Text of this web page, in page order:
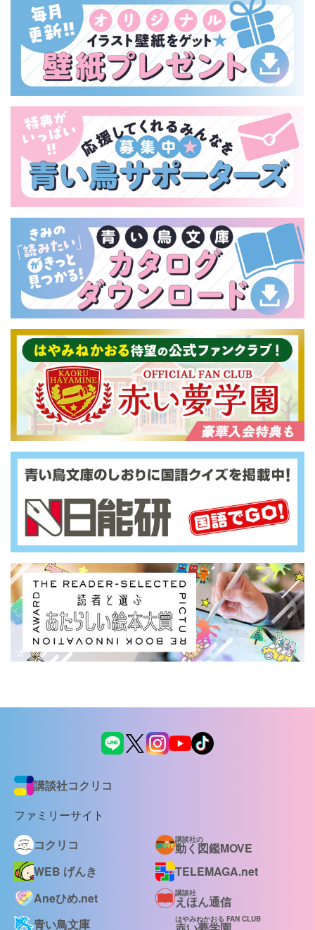
講談社コクリコ
ファミリーサイト
コクリコ
講談社の
動く図鑑MOVE
WEB げんき
TELEMAGA.net
Aneひめ.net
講談社
えほん通信
青い鳥文庫
はやみねかおる FAN CLUB